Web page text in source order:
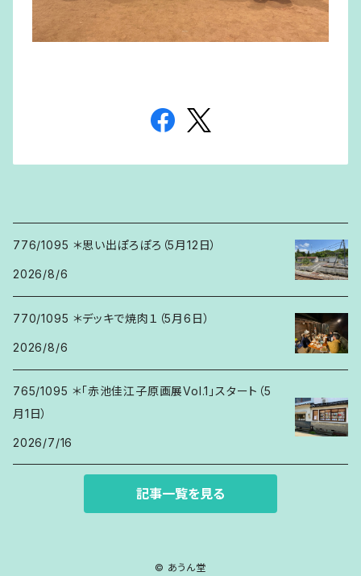
776/1095 ＊思い出ぽろぽろ（5月12日）
2026/8/6
770/1095 ＊デッキで焼肉１（5月6日）
2026/8/6
765/1095 ＊「赤池佳江子原画展Vol.1」スタート（5
月1日）
2026/7/16
記事一覧を見る
© あうん堂